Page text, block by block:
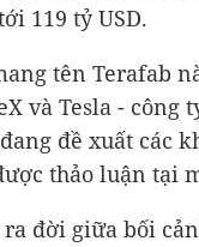
119 tỷ USD.
tên Terafab
và Tesla -
đang đề xuất các
thảo luận tại
đời giữa bối